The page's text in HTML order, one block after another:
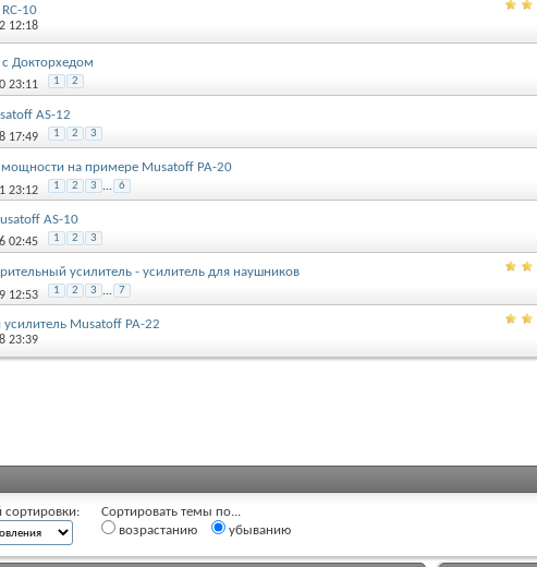
10
12:18
с Докторхедом
23:11 1 2
AS-12
17:49 1 2 3
мощности на примере Musatoff PA-20
23:12 1 2 3 ... 6
AS-10
02:45 1 2 3
усилитель - усилитель для наушников
12:53 1 2 3 ... 7
Musatoff PA-22
23:39
сортировки:
Сортировать темы по...
возрастанию
убыванию